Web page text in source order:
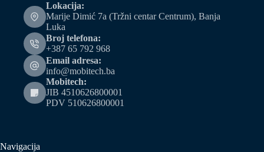
Lokacija:
Marije Dimić 7a (Tržni centar Centrum), Banja
Luka
Broj telefona:
+387 65 792 968
Email adresa:
info@mobitech.ba
Mobitech:
JIB 4510626800001
PDV 510626800001
Navigacija